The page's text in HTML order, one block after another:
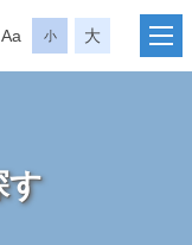
Aa 小 大
す